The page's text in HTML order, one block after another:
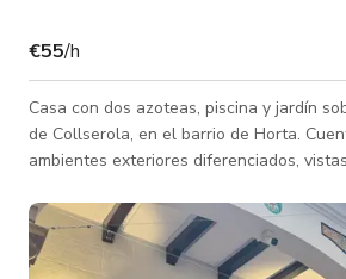
€55/h
Casa con dos azoteas, piscina y jardín
de Collserola, en el barrio de Horta.
ambientes exteriores diferenciados,
centro de Barcelona. El espacio ofrece
sumamente agradable e incluye un área